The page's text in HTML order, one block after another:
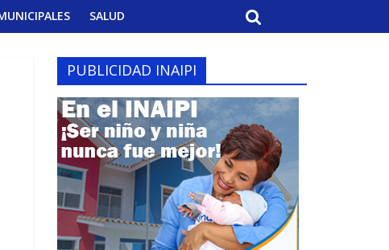
SALUD
PUBLICIDAD INAIPI